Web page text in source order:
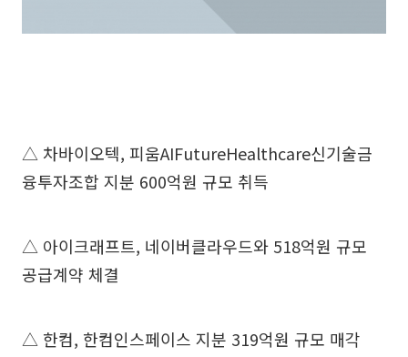
△ 차바이오텍, 피움AIFutureHealthcare신기술금
융투자조합 지분 600억원 규모 취득
△ 아이크래프트, 네이버클라우드와 518억원 규모
공급계약 체결
△ 한컴, 한컴인스페이스 지분 319억원 규모 매각